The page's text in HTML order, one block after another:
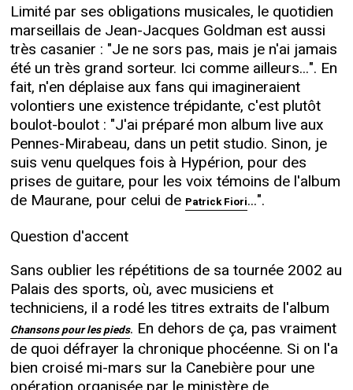
Limité par ses obligations musicales, le quotidien
marseillais de Jean-Jacques Goldman est aussi
très casanier : "Je ne sors pas, mais je n'ai jamais
été un très grand sorteur. Ici comme ailleurs...". En
fait, n'en déplaise aux fans qui imagineraient
volontiers une existence trépidante, c'est plutôt
boulot-boulot : "J'ai préparé mon album live aux
Pennes-Mirabeau, dans un petit studio. Sinon, je
suis venu quelques fois à Hypérion, pour des
prises de guitare, pour les voix témoins de l'album
de Maurane, pour celui de Patrick Fiori...".
Question d'accent
Sans oublier les répétitions de sa tournée 2002 au
Palais des sports, où, avec musiciens et
techniciens, il a rodé les titres extraits de l'album
Chansons pour les pieds. En dehors de ça, pas vraiment
de quoi défrayer la chronique phocéenne. Si on l'a
bien croisé mi-mars sur la Canebière pour une